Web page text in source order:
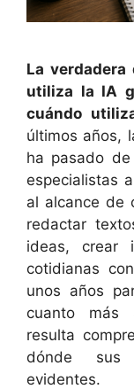
La
utiliza la IA
cuándo
últimos años,
ha pasado
especialistas
al alcance de
redactar
ideas, crear
cotidianas
unos años
cuanto más
resulta
dónde sus
evidentes.